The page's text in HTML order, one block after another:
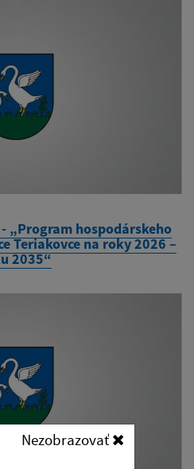
Nezobrazovať
„Program hospodárskeho
Teriakovce na roky 2026 –
2035“